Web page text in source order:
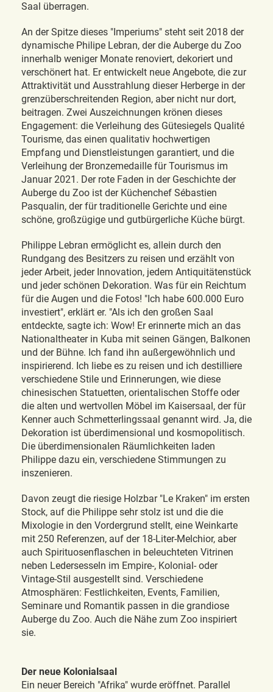
Saal überragen.
An der Spitze dieses "Imperiums" steht seit 2018 der
dynamische Philipe Lebran, der die Auberge du Zoo
innerhalb weniger Monate renoviert, dekoriert und
verschönert hat. Er entwickelt neue Angebote, die zur
Attraktivität und Ausstrahlung dieser Herberge in der
grenzüberschreitenden Region, aber nicht nur dort,
beitragen. Zwei Auszeichnungen krönen dieses
Engagement: die Verleihung des Gütesiegels Qualité
Tourisme, das einen qualitativ hochwertigen
Empfang und Dienstleistungen garantiert, und die
Verleihung der Bronzemedaille für Tourismus im
Januar 2021. Der rote Faden in der Geschichte der
Auberge du Zoo ist der Küchenchef Sébastien
Pasqualin, der für traditionelle Gerichte und eine
schöne, großzügige und gutbürgerliche Küche bürgt.
Philippe Lebran ermöglicht es, allein durch den
Rundgang des Besitzers zu reisen und erzählt von
jeder Arbeit, jeder Innovation, jedem Antiquitätenstück
und jeder schönen Dekoration. Was für ein Reichtum
für die Augen und die Fotos! "Ich habe 600.000 Euro
investiert", erklärt er. "Als ich den großen Saal
entdeckte, sagte ich: Wow! Er erinnerte mich an das
Nationaltheater in Kuba mit seinen Gängen, Balkonen
und der Bühne. Ich fand ihn außergewöhnlich und
inspirierend. Ich liebe es zu reisen und ich destilliere
verschiedene Stile und Erinnerungen, wie diese
chinesischen Statuetten, orientalischen Stoffe oder
die alten und wertvollen Möbel im Kaisersaal, der für
Kenner auch Schmetterlingssaal genannt wird. Ja, die
Dekoration ist überdimensional und kosmopolitisch.
Die überdimensionalen Räumlichkeiten laden
Philippe dazu ein, verschiedene Stimmungen zu
inszenieren.
Davon zeugt die riesige Holzbar "Le Kraken" im ersten
Stock, auf die Philippe sehr stolz ist und die die
Mixologie in den Vordergrund stellt, eine Weinkarte
mit 250 Referenzen, auf der 18-Liter-Melchior, aber
auch Spirituosenflaschen in beleuchteten Vitrinen
neben Ledersesseln im Empire-, Kolonial- oder
Vintage-Stil ausgestellt sind. Verschiedene
Atmosphären: Festlichkeiten, Events, Familien,
Seminare und Romantik passen in die grandiose
Auberge du Zoo. Auch die Nähe zum Zoo inspiriert
sie.
Der neue Kolonialsaal
Ein neuer Bereich "Afrika" wurde eröffnet. Parallel